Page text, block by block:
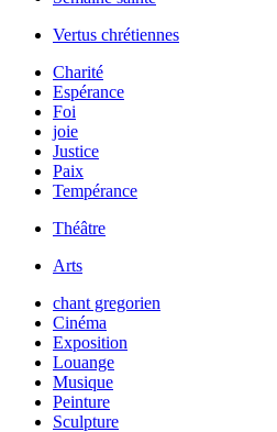
Vertus chrétiennes
Charité
Espérance
Foi
joie
Justice
Paix
Tempérance
Théâtre
Arts
chant gregorien
Cinéma
Exposition
Louange
Musique
Peinture
Sculpture